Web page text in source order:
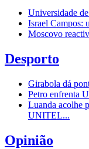
Universidade
Israel Campos:
Moscovo
Desporto
Girabola dá
Petro enfrenta
Luanda acolhe
UNITEL...
Opinião